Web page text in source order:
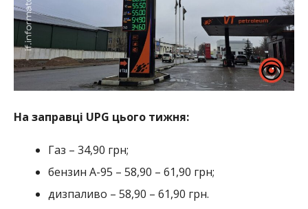
На заправці UPG цього тижня:
Газ – 34,90 грн;
бензин А-95 – 58,90 – 61,90 грн;
дизпаливо – 58,90 – 61,90 грн.